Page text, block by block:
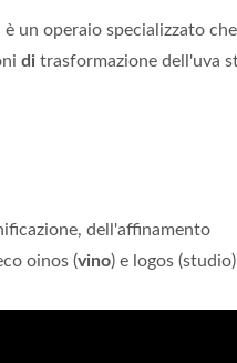
un operaio specializzato che
di trasformazione dell'uva
dell'affinamento
oinos (vino) e logos